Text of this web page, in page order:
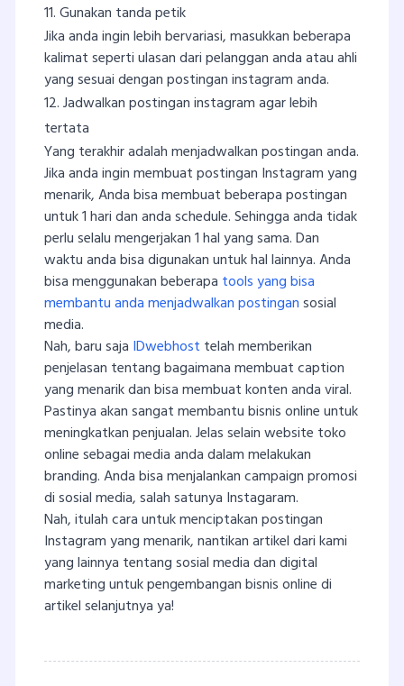
11. Gunakan tanda petik
Jika anda ingin lebih bervariasi, masukkan beberapa
kalimat seperti ulasan dari pelanggan anda atau ahli
yang sesuai dengan postingan instagram anda.
12. Jadwalkan postingan instagram agar lebih
tertata
Yang terakhir adalah menjadwalkan postingan anda.
Jika anda ingin membuat postingan Instagram yang
menarik, Anda bisa membuat beberapa postingan
untuk 1 hari dan anda schedule. Sehingga anda tidak
perlu selalu mengerjakan 1 hal yang sama. Dan
waktu anda bisa digunakan untuk hal lainnya. Anda
bisa menggunakan beberapa toolsyang bisa
membantu anda menjadwalkan postingansosial
media.
Nah, baru saja IDwebhost telah memberikan
penjelasan tentang bagaimana membuat caption
yang menarik dan bisa membuat konten anda viral.
Pastinya akan sangat membantu bisnis online untuk
meningkatkan penjualan. Jelas selain website toko
online sebagai media anda dalam melakukan
branding. Anda bisa menjalankan campaign promosi
di sosial media, salah satunya Instagaram.
Nah, itulah cara untuk menciptakan postingan
Instagram yang menarik, nantikan artikel dari kami
yang lainnya tentang sosial media dan digital
marketing untuk pengembangan bisnis online di
artikel selanjutnya ya!